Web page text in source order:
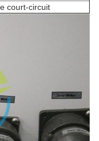
court-circuit